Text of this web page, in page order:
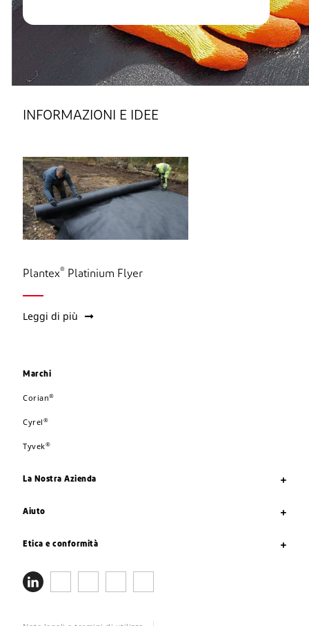
INFORMAZIONI E IDEE
Plantex® Platinium Flyer
Leggi di più
Marchi
Corian®
Cyrel®
Tyvek®
La Nostra Azienda
Aiuto
Etica e conformità